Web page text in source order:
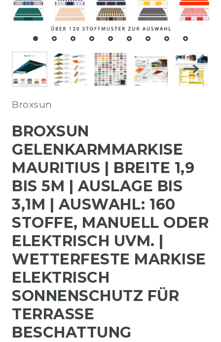
Broxsun
BROXSUN
GELENKARMMARKISE
MAURITIUS | BREITE 1,9
BIS 5M | AUSLAGE BIS
3,1M | AUSWAHL: 160
STOFFE, MANUELL ODER
ELEKTRISCH UVM. |
WETTERFESTE MARKISE
ELEKTRISCH
SONNENSCHUTZ FÜR
TERRASSE
BESCHATTUNG